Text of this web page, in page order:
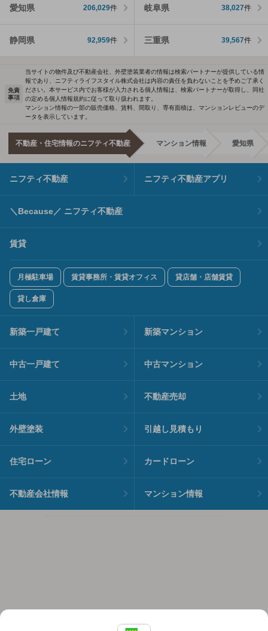
愛知県 206,029件 岐阜県 38,027件
静岡県 92,959件 三重県 39,567件
免責
事項
当サイトの物件及び不動産会社、外壁塗装業者の情報は検索パートナーが提供している情
報であり、ニフティライフスタイル株式会社は内容の責任を負わないことを予めご了承く
ださい。本サービス内でお客様が入力される個人情報は、検索パートナーが取得し、同社
の定める個人情報規約に従って取り扱われます。
マンション情報の一部の販売価格、賃料、間取り、専有面積は、マンションレビューのデ
ータを表示しています。
不動産・住宅情報のニフティ不動産 マンション情報 愛知県
ニフティ不動産 ニフティ不動産アプリ
＼Because／ ニフティ不動産
賃貸
月極駐車場 賃貸事務所・賃貸オフィス 貸店舗・店舗賃貸
貸し倉庫
新築一戸建て 新築マンション
中古一戸建て 中古マンション
土地 不動産売却
外壁塗装 引越し見積もり
住宅ローン カードローン
不動産会社情報 マンション情報